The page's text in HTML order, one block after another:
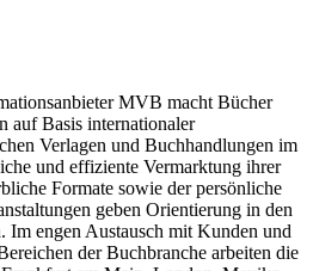
MVB macht Bücher
auf Basis internationaler
Verlagen und Buchhandlungen im
und effiziente Vermarktung ihrer
Formate sowie der persönliche
geben Orientierung in den
Im engen Austausch mit Kunden und
der Buchbranche arbeiten die